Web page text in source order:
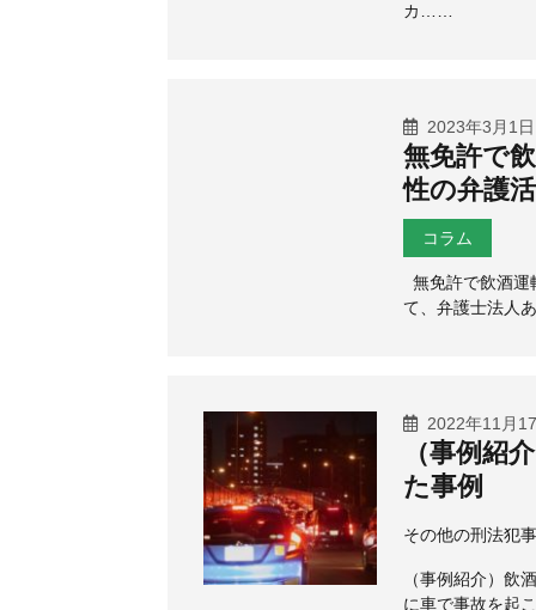
カ……
2023年3月1日
無免許で
性の弁護
コラム
無免許で飲酒運
て、弁護士法人
2022年11月
（事例紹
た事例
その他の刑法犯
（事例紹介）飲
に車で事故を起